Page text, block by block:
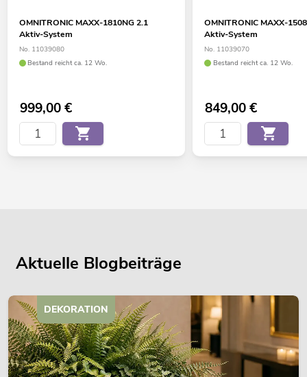
OMNITRONIC MAXX-1810NG 2.1
Aktiv-System
No. 11039080
Bestand reicht ca. 12 Wo.
999,00€
OMNITRONIC MAXX-
Aktiv-System
No. 11039070
Bestand reicht ca. 12 Wo.
849,00€
Aktuelle Blogbeiträge
DEKORATION